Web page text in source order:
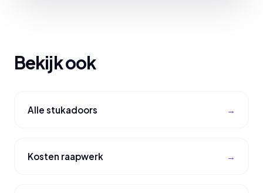
Bekijk ook
Alle stukadoors
Kosten raapwerk